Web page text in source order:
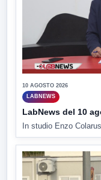
10 AGOSTO 2026
LABNEWS
LabNews del 10
In studio Enzo